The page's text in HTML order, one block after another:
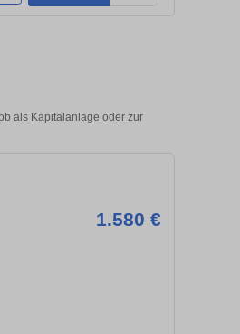
als Kapitalanlage oder zur
1.580 €